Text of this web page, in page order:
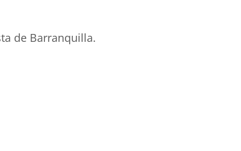
de Barranquilla.